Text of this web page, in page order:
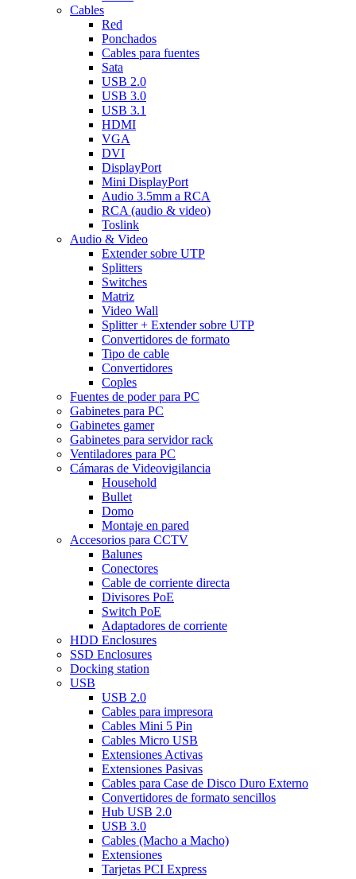
Cables
Red
Ponchados
Cables para fuentes
Sata
USB 2.0
USB 3.0
USB 3.1
HDMI
VGA
DVI
DisplayPort
Mini DisplayPort
Audio 3.5mm a RCA
RCA (audio & video)
Toslink
Audio & Video
Extender sobre UTP
Splitters
Switches
Matriz
Video Wall
Splitter + Extender sobre UTP
Convertidores de formato
Tipo de cable
Convertidores
Coples
Fuentes de poder para PC
Gabinetes para PC
Gabinetes gamer
Gabinetes para servidor rack
Ventiladores para PC
Cámaras de Videovigilancia
Household
Bullet
Domo
Montaje en pared
Accesorios para CCTV
Balunes
Conectores
Cable de corriente directa
Divisores PoE
Switch PoE
Adaptadores de corriente
HDD Enclosures
SSD Enclosures
Docking station
USB
USB 2.0
Cables para impresora
Cables Mini 5 Pin
Cables Micro USB
Extensiones Activas
Extensiones Pasivas
Cables para Case de Disco Duro Externo
Convertidores de formato sencillos
Hub USB 2.0
USB 3.0
Cables (Macho a Macho)
Extensiones
Tarjetas PCI Express